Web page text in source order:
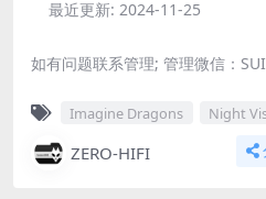
最近更新: 2024-11-25
如有问题联系管理; 管理微信：
Imagine Dragons Night
ZERO-HIFI